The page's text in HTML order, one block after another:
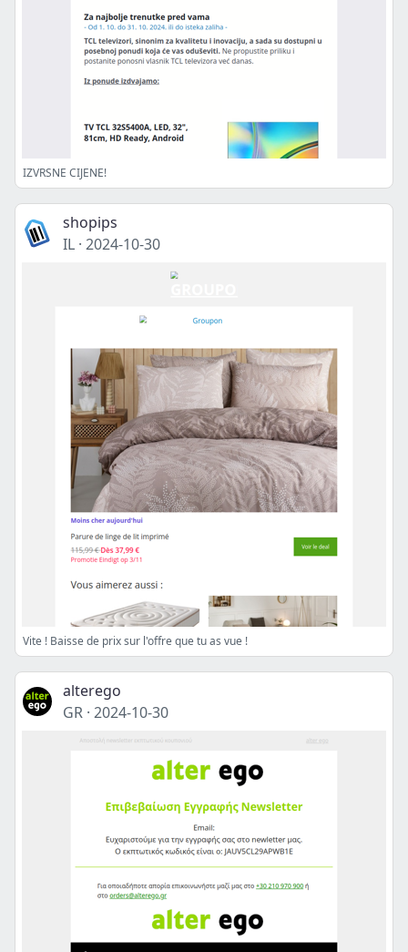
IZVRSNE CIJENE!
shopips
IL · 2024-10-30
Vite ! Baisse de prix sur l'offre que tu as vue !
alterego
GR · 2024-10-30